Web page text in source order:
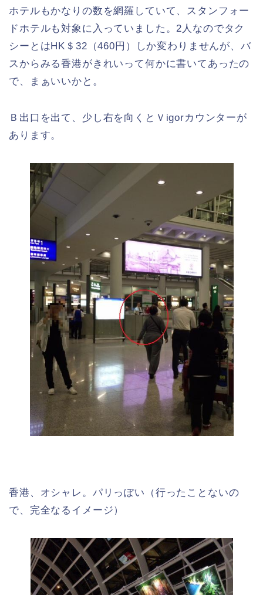
ホテルもかなりの数を網羅していて、スタンフォー
ドホテルも対象に入っていました。2人なのでタク
シーとはHK＄32（460円）しか変わりませんが、バ
スからみる香港がきれいって何かに書いてあったの
で、まぁいいかと。
Ｂ出口を出て、少し右を向くとＶigorカウンターが
あります。
香港、オシャレ。パリっぽい（行ったことないの
で、完全なるイメージ）